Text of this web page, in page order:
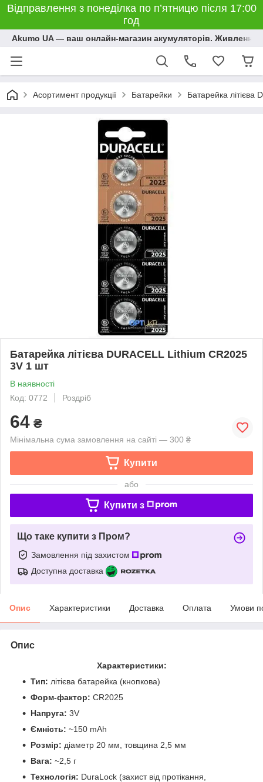
Відправлення з понеділка по п’ятницю після 17:00
год
Akumo UA — ваш онлайн-магазин акумуляторів. Живлення,
Асортимент продукції Батарейки Батарейка
Батарейка літієва DURACELL Lithium CR2025
3V 1 шт
В наявності
Код: 0772
Роздріб
64 ₴
Мінімальна сума замовлення на сайті — 300 ₴
Купити
або
Купити з
Що таке купити з Пром?
Замовлення під захистом
Доступна доставка
Опис Характеристики Доставка Оплата Умови
Опис
Характеристики:
Тип: літієва батарейка (кнопкова)
Форм-фактор: CR2025
Напруга: 3V
Ємність: ~150 mAh
Розмір: діаметр 20 мм, товщина 2,5 мм
Вага: ~2,5 г
Технологія: DuraLock (захист від протікання,